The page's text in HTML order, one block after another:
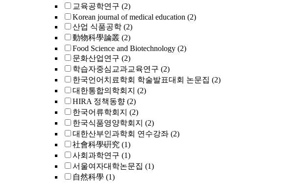
교육공학연구 (2)
Korean journal of medical education (2)
산업 식품공학 (2)
動物科學論叢 (2)
Food Science and Biotechnology (2)
문화산업연구 (2)
학습자중심교과교육연구 (2)
한국언어치료학회 학술발표대회 논문집 (2)
대한통합의학회지 (2)
HIRA 정책동향 (2)
한국어류학회지 (2)
한국식품영양학회지 (2)
대한산부인과학회 연수강좌 (2)
社會科學硏究 (1)
사회과학연구 (1)
서울여자대학논문집 (1)
自然科學 (1)